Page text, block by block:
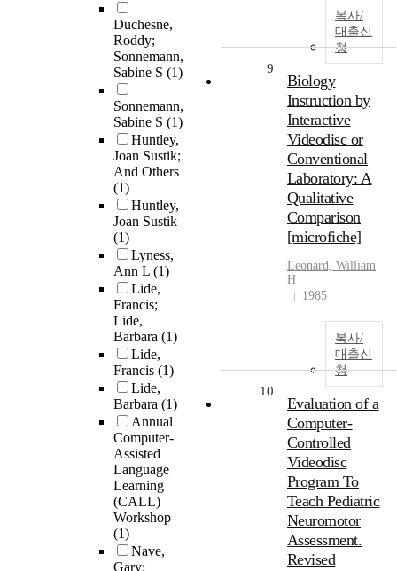
Duchesne,
Roddy;
Sonnemann,
Sabine S (1)
Sonnemann,
Sabine S (1)
Huntley,
Joan Sustik;
And Others
(1)
Huntley,
Joan Sustik
(1)
Lyness,
Ann L (1)
Lide,
Francis;
Lide,
Barbara (1)
Lide,
Francis (1)
Lide,
Barbara (1)
Annual
Computer-
Assisted
Language
Learning
(CALL)
Workshop
(1)
Nave,
Gary;
복사/
대출신
청
9
Biology
Instruction by
Interactive
Videodisc or
Conventional
Laboratory: A
Qualitative
Comparison
[microfiche]
Leonard, William
H
1985
복사/
대출신
청
10
Evaluation of a
Computer-
Controlled
Videodisc
Program To
Teach Pediatric
Neuromotor
Assessment.
Revised